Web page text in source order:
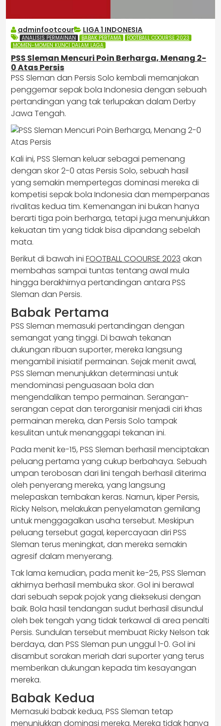
adminfootcour LIGA 1 INDONESIA
ANALISIS PERMAINAN BABAK PERTAMA
FOOTBALL COOURSE 2023
MOMEN-MOMEN KUNCI DALAM LAGA
PSS Sleman Mencuri Poin Berharga, Menang 2-
0 Atas Persis
PSS Sleman dan Persis Solo kembali memanjakan
penggemar sepak bola Indonesia dengan sebuah
pertandingan yang tak terlupakan dalam Derby
Jawa Tengah.
Kali ini, PSS Sleman keluar sebagai pemenang
dengan skor 2-0 atas Persis Solo, sebuah hasil
yang semakin mempertegas dominasi mereka di
kompetisi sepak bola Indonesia dan memperpanas
rivalitas kedua tim. Kemenangan ini bukan hanya
berarti tiga poin berharga, tetapi juga menunjukkan
kekuatan tim yang tidak bisa dipandang sebelah
mata.
Berikut di bawah ini FOOTBALL COOURSE 2023 akan
membahas sampai tuntas tentang awal mula
hingga berakhirnya pertandingan antara ​PSS
Sleman dan Persis​.
Babak Pertama
PSS Sleman memasuki pertandingan dengan
semangat yang tinggi. Di bawah tekanan
dukungan ribuan suporter, mereka langsung
mengambil inisiatif permainan. Sejak menit awal,
PSS Sleman menunjukkan determinasi untuk
mendominasi penguasaan bola dan
mengendalikan tempo permainan. Serangan-
serangan cepat dan terorganisir menjadi ciri khas
permainan mereka, dan Persis Solo tampak
kesulitan untuk menanggapi tekanan ini.
Pada menit ke-15, PSS Sleman berhasil menciptakan
peluang pertama yang cukup berbahaya. Sebuah
umpan terobosan dari lini tengah berhasil diterima
oleh penyerang mereka, yang langsung
melepaskan tembakan keras. Namun, kiper Persis,
Ricky Nelson, melakukan penyelamatan gemilang
untuk menggagalkan usaha tersebut. Meskipun
peluang tersebut gagal, kepercayaan diri PSS
Sleman terus meningkat, dan mereka semakin
agresif dalam menyerang.
Tak lama kemudian, pada menit ke-25, PSS Sleman
akhirnya berhasil membuka skor. Gol ini berawal
dari sebuah sepak pojok yang dieksekusi dengan
baik. Bola hasil tendangan sudut berhasil disundul
oleh bek tengah yang tidak terkawal di area penalti
Persis. Sundulan tersebut membuat Ricky Nelson tak
berdaya, dan PSS Sleman pun unggul 1-0. Gol ini
disambut sorakan meriah dari suporter yang terus
memberikan dukungan kepada tim kesayangan
mereka.
Babak Kedua
Memasuki babak kedua, PSS Sleman tetap
menunjukkan dominasi mereka. Mereka tidak hanya